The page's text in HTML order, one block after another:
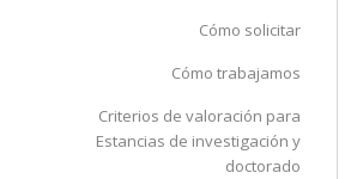
Cómo solicitar
Cómo trabajamos
Criterios de valoración para
Estancias de investigación y
doctorado